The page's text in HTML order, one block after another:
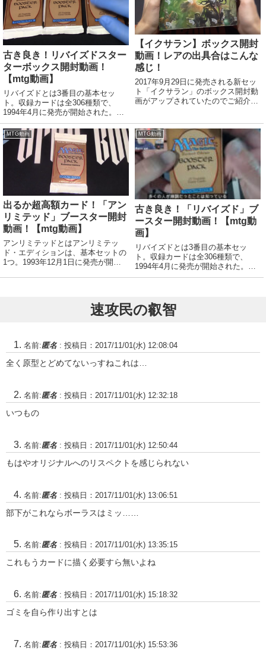
古き良き！リバイズドスター
ターボックス開封動画！
【mtg動画】
リバイズドとは3番目の基本セッ
ト。収録カードは全306種類で、
1994年4月に発売が開始された。基
本セットとして初めて収録カードの
改定が行われた。これによりパワー
9や複雑な効果を持つカードは除外
されたが、太陽の指輪/Sol Ringや
Dem...
【イクサラン】ボックス開封
動画！レアの出具合はこんな
感じ！
2017年9月29日に発売される新セッ
ト「イクサラン」のボックス開封動
画がアップされていたのでご紹介い
んが、呪禁恐竜さんがアホみたいな
価格になっているのでその辺りが出
ると嬉しい...
MTG動画
出るか超高額カード！「アン
リミテッド」ブースター開封
動画！【mtg動画】
アンリミテッドとはアンリミテッ
ド・エディションは、基本セットの
1つ。1993年12月1日に発売が開始
態はスターターデッキとブースター
MTG動画
古き良き！「リバイズド」ブ
ースター開封動画！【mtg動
画】
リバイズドとは3番目の基本セッ
ト。収録カードは全306種類で、
1994年4月に発売が開始された。基
本セットとして初めて収録カードの
されたが、太陽の指輪/Sol Ringや
Dem...
速攻民の叡智
名前:匿名 : 投稿日：2017/11/01(水) 12:08:04
全く原型とどめてないっすねこれは…
名前:匿名 : 投稿日：2017/11/01(水) 12:32:18
いつもの
名前:匿名 : 投稿日：2017/11/01(水) 12:50:44
もはやオリジナルへのリスペクトを感じられない
名前:匿名 : 投稿日：2017/11/01(水) 13:06:51
部下がこれならボーラスはミッ……
名前:匿名 : 投稿日：2017/11/01(水) 13:35:15
これもうカードに描く必要すら無いよね
名前:匿名 : 投稿日：2017/11/01(水) 15:18:32
ゴミを自ら作り出すとは
名前:匿名 : 投稿日：2017/11/01(水) 15:53:36